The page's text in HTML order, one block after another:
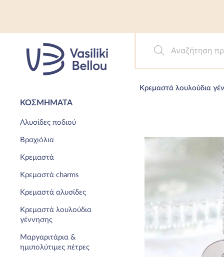
Products
search
ΚΟΣΜΉΜΑΤΑ
Αλυσίδες ποδιού
Βραχιόλια
Κρεμαστά
Κρεμαστά charms
Κρεμαστά αλυσίδες
Κρεμαστά λουλούδια
γέννησης
Μαργαριτάρια &
ημιπολύτιμες πέτρες
Κρεμαστά λουλούδια
Page
Page